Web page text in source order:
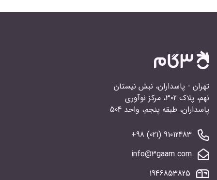
تهران - پاسداران، نبش نیستان
نهم، پلاک 302، مرکز نوآوری
پاسداران، طبقه پنجم، واحد 504
91012483 (021) 98+
info@3gaam.com
1946853825